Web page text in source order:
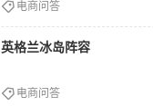
电商问答
英格兰冰岛阵容
电商问答